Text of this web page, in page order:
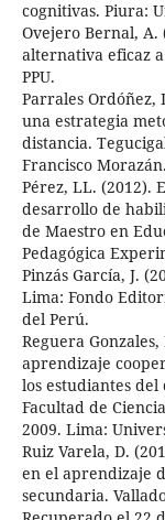
cognitivas. Piura:
Ovejero Bernal,
alternativa eficaz
PPU.
Parrales Ordóñez,
una estrategia
distancia.
Francisco Morazán.
Pérez, LL. (2012).
desarrollo de
de Maestro en
Pedagógica
Pinzás García, J.
Lima: Fondo
del Perú.
Reguera
aprendizaje
los estudiantes
Facultad de
2009. Lima:
Ruiz Varela, D.
en el aprendizaje
secundaria.